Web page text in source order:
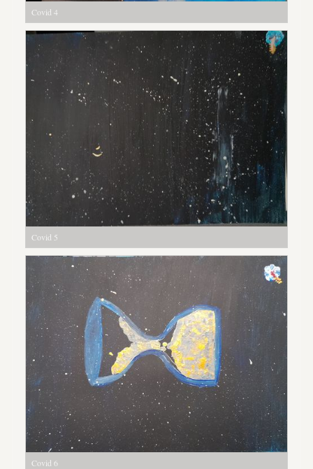
Covid 4
Covid 5
Covid 6